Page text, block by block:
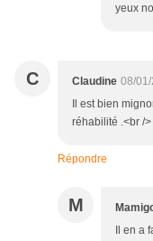
yeux
C Claudine 08/
Il est bien
réhabilité .<br /
Répondre
M
Il en a